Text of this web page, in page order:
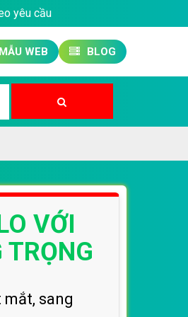
yêu cầu
MẪU WEB BLOG
VỚI
sang